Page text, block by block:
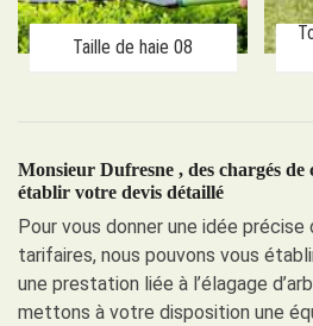
Taille de haie 08
Monsieur Dufresne , des chargés
établir votre devis détaillé
Pour vous donner une idée
tarifaires, nous pouvons vous
une prestation liée à l’élagage
mettons à votre disposition une